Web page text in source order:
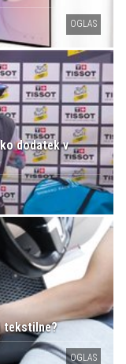
OGLAS
dodatek v
tekstilne?
OGLAS